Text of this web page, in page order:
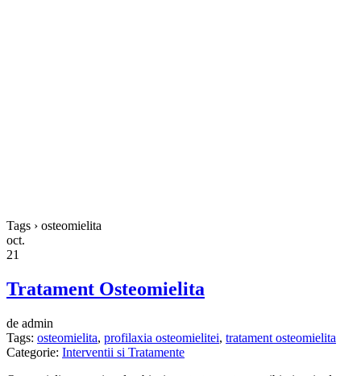
Tags › osteomielita
oct.
21
Tratament Osteomielita
de admin
Tags: osteomielita, profilaxia osteomielitei, tratament osteomielita
Categorie: Interventii si Tratamente